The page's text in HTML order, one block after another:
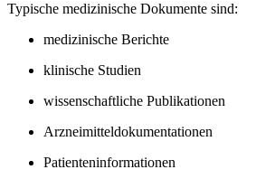
Typische medizinische Dokumente sind:
medizinische Berichte
klinische Studien
wissenschaftliche Publikationen
Arzneimitteldokumentationen
Patienteninformationen